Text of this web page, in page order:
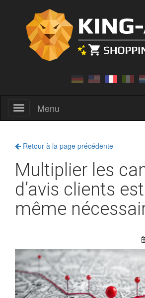
Menu Menu
Retour à la page précédente
Multiplier les
d’avis clients
même